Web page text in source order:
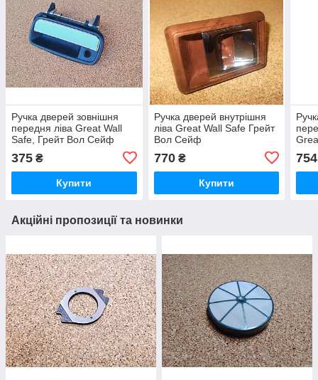
Ручка дверей зовнішня
передня ліва Great Wall
Safe, Грейт Вол Сейф
375 ₴
Купити
Ручка дверей внутрішня
ліва Great Wall Safe Грейт
Вол Сейф
770₴
Купити
754
Акційні пропозиції та новинки